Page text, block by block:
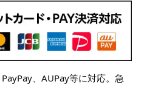
、AUPay等に対応。急